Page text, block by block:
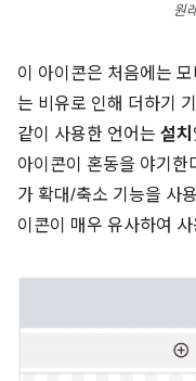
원
이 아이콘은 처음에는
는 비유로 인해 더하기
같이 사용한 언어는 설치
아이콘이 혼동을 야기
가 확대/축소 기능을 사
이콘이 매우 유사하여